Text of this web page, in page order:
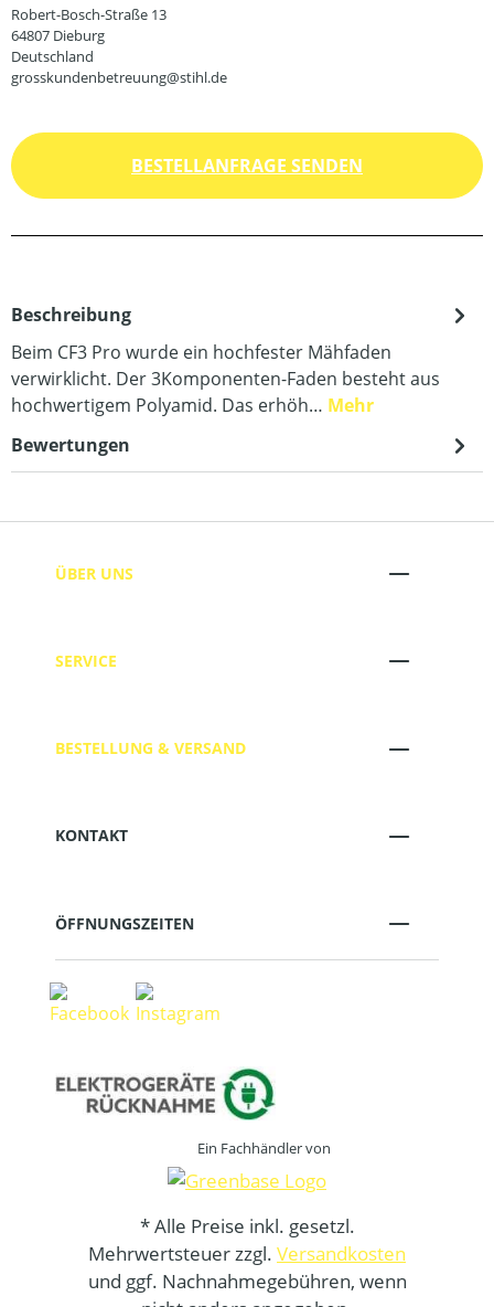
Robert-Bosch-Straße 13
64807 Dieburg
Deutschland
grosskundenbetreuung@stihl.de
BESTELLANFRAGE SENDEN
Beschreibung
Beim CF3 Pro wurde ein hochfester Mähfaden
verwirklicht. Der 3Komponenten-Faden besteht aus
hochwertigem Polyamid. Das erhöh… Mehr
Bewertungen
ÜBER UNS
SERVICE
BESTELLUNG & VERSAND
KONTAKT
ÖFFNUNGSZEITEN
Ein Fachhändler von
* Alle Preise inkl. gesetzl.
Mehrwertsteuer zzgl. Versandkosten
und ggf. Nachnahmegebühren, wenn